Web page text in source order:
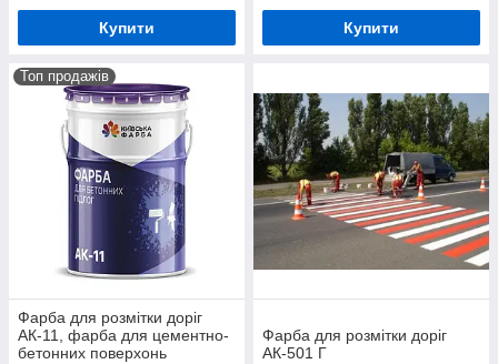
Купити Купити
Топ продажів
Фарба для розмітки доріг
АК-11, фарба для цементно-
бетонних поверхонь
Фарба для розмітки доріг
АК-501 Г